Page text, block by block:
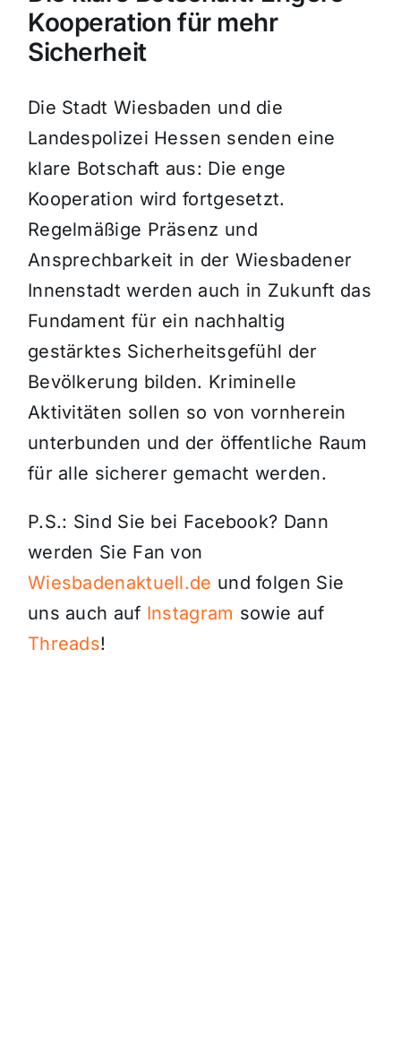
Kooperation für mehr
Sicherheit
Die Stadt Wiesbaden und die
Landespolizei Hessen senden eine
klare Botschaft aus: Die enge
Kooperation wird fortgesetzt.
Regelmäßige Präsenz und
Ansprechbarkeit in der Wiesbadener
Innenstadt werden auch in Zukunft das
Fundament für ein nachhaltig
gestärktes Sicherheitsgefühl der
Bevölkerung bilden. Kriminelle
Aktivitäten sollen so von vornherein
unterbunden und der öffentliche Raum
für alle sicherer gemacht werden.
P.S.: Sind Sie bei Facebook? Dann
werden Sie Fan von
Wiesbadenaktuell.de und folgen Sie
uns auch auf Instagram sowie auf
Threads!